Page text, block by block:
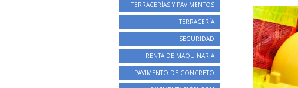
TERRACERÍAS Y PAVIMENTOS
TERRACERÍA
SEGURIDAD
RENTA DE MAQUINARIA
PAVIMENTO DE CONCRETO